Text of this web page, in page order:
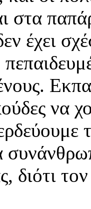
στα
έχει
να
διότι